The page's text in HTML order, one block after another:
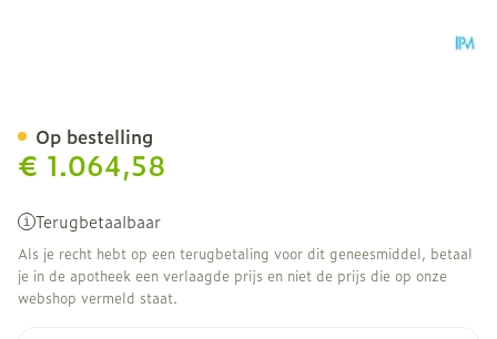
€ 1.064,58
Terugbetaalbaar
Als je recht hebt op een terugbetaling voor dit geneesmiddel, betaal
je in de apotheek een verlaagde prijs en niet de prijs die op onze
webshop vermeld staat.
Op bestelling